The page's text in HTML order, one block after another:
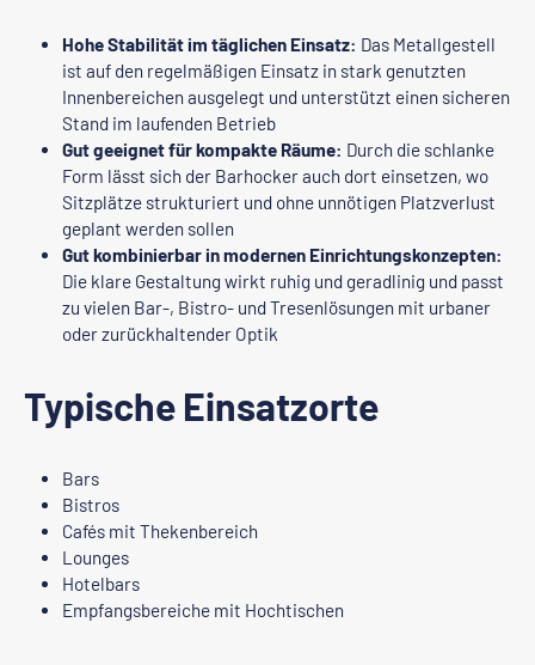
Hohe Stabilität im täglichen Einsatz: Das Metallgestell
ist auf den regelmäßigen Einsatz in stark genutzten
Innenbereichen ausgelegt und unterstützt einen sicheren
Stand im laufenden Betrieb
Gut geeignet für kompakte Räume: Durch die schlanke
Form lässt sich der Barhocker auch dort einsetzen, wo
Sitzplätze strukturiert und ohne unnötigen Platzverlust
geplant werden sollen
Gut kombinierbar in modernen Einrichtungskonzepten:
Die klare Gestaltung wirkt ruhig und geradlinig und passt
zu vielen Bar-, Bistro- und Tresenlösungen mit urbaner
oder zurückhaltender Optik
Typische Einsatzorte
Bars
Bistros
Cafés mit Thekenbereich
Lounges
Hotelbars
Empfangsbereiche mit Hochtischen